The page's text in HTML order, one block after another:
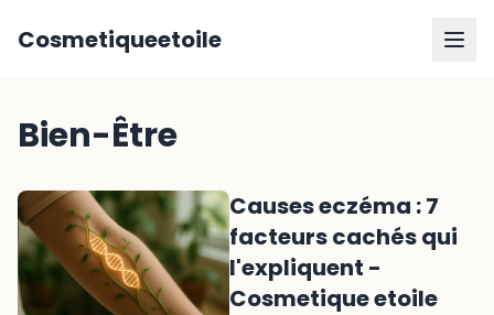
Cosmetiqueetoile
Bien-Être
Causes eczéma : 7
facteurs cachés qui
l'expliquent -
Cosmetique etoile